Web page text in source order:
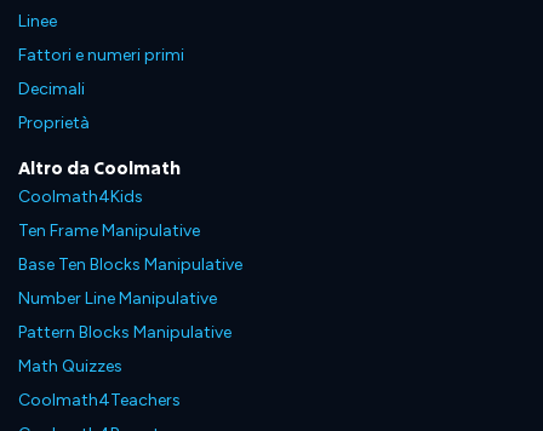
Linee
Fattori e numeri primi
Decimali
Proprietà
Altro da Coolmath
Coolmath4Kids
Ten Frame Manipulative
Base Ten Blocks Manipulative
Number Line Manipulative
Pattern Blocks Manipulative
Math Quizzes
Coolmath4Teachers